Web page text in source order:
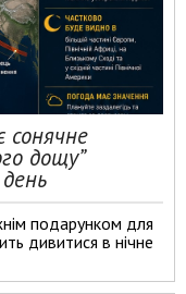
сонячне
дощу”
подарунком для
дивитися в нічне